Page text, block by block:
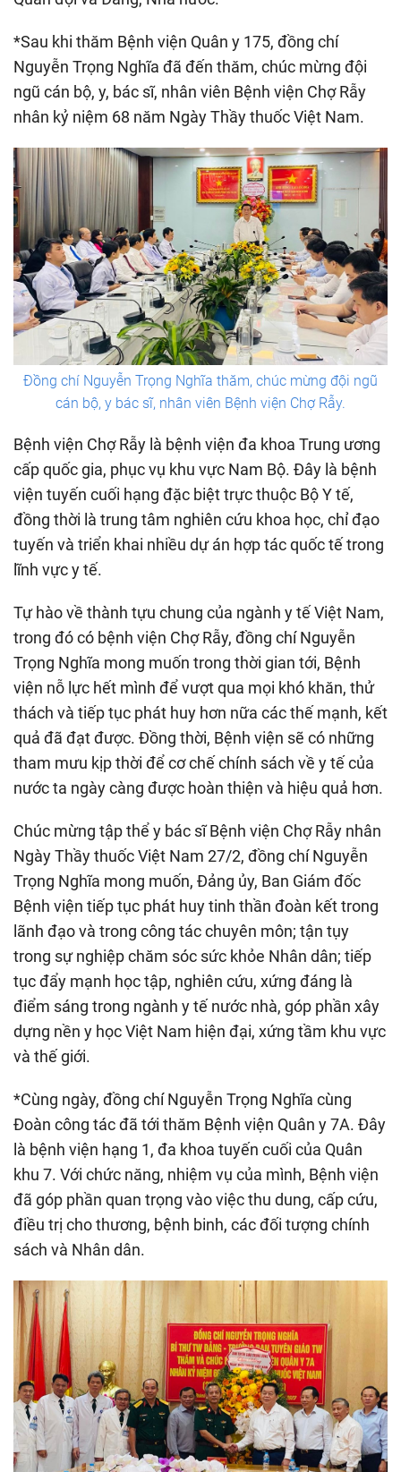
*Sau khi thăm Bệnh viện Quân y 175, đồng chí
Nguyễn Trọng Nghĩa đã đến thăm, chúc mừng đội
ngũ cán bộ, y, bác sĩ, nhân viên Bệnh viện Chợ Rẫy
nhân kỷ niệm 68 năm Ngày Thầy thuốc Việt Nam.
Đồng chí Nguyễn Trọng Nghĩa thăm, chúc mừng đội ngũ
cán bộ, y bác sĩ, nhân viên Bệnh viện Chợ Rẫy.
Bệnh viện Chợ Rẫy là bệnh viện đa khoa Trung ương
cấp quốc gia, phục vụ khu vực Nam Bộ. Đây là bệnh
viện tuyến cuối hạng đặc biệt trực thuộc Bộ Y tế,
đồng thời là trung tâm nghiên cứu khoa học, chỉ đạo
tuyến và triển khai nhiều dự án hợp tác quốc tế trong
lĩnh vực y tế.
Tự hào về thành tựu chung của ngành y tế Việt Nam,
trong đó có bệnh viện Chợ Rẫy, đồng chí Nguyễn
Trọng Nghĩa mong muốn trong thời gian tới, Bệnh
viện nỗ lực hết mình để vượt qua mọi khó khăn, thử
thách và tiếp tục phát huy hơn nữa các thế mạnh, kết
quả đã đạt được. Đồng thời, Bệnh viện sẽ có những
tham mưu kịp thời để cơ chế chính sách về y tế của
nước ta ngày càng được hoàn thiện và hiệu quả hơn.
Chúc mừng tập thể y bác sĩ Bệnh viện Chợ Rẫy nhân
Ngày Thầy thuốc Việt Nam 27/2, đồng chí Nguyễn
Trọng Nghĩa mong muốn, Đảng ủy, Ban Giám đốc
Bệnh viện tiếp tục phát huy tinh thần đoàn kết trong
lãnh đạo và trong công tác chuyên môn; tận tụy
trong sự nghiệp chăm sóc sức khỏe Nhân dân; tiếp
tục đẩy mạnh học tập, nghiên cứu, xứng đáng là
điểm sáng trong ngành y tế nước nhà, góp phần xây
dựng nền y học Việt Nam hiện đại, xứng tầm khu vực
và thế giới.
*Cùng ngày, đồng chí Nguyễn Trọng Nghĩa cùng
Đoàn công tác đã tới thăm Bệnh viện Quân y 7A. Đây
là bệnh viện hạng 1, đa khoa tuyến cuối của Quân
khu 7. Với chức năng, nhiệm vụ của mình, Bệnh viện
đã góp phần quan trọng vào việc thu dung, cấp cứu,
điều trị cho thương, bệnh binh, các đối tượng chính
sách và Nhân dân.